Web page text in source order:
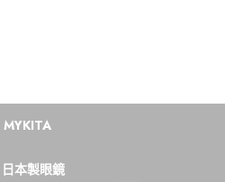
MYKITA
日本製眼鏡